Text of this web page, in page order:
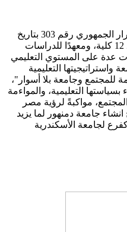
تأسست جامعة دمنهور بمقتضى القرار الجمهوري رقم 303 بتاريخ
26-10-2010، هذا وتضم الجامعة عدد 12 كلية، ومعهدًا للدراسات
عدة على المستوي التعليمي
التعليمية
للمجتمع وجامعة بلا أسوار"،
التعليمية، والمواءمة
مواكبةً لرؤية مصر
انشاء جامعة دمنهور لما يزيد
لجامعة الأسكندرية